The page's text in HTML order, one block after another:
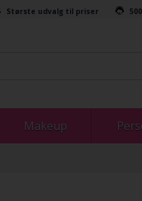
Største udvalg til priser
Makeup